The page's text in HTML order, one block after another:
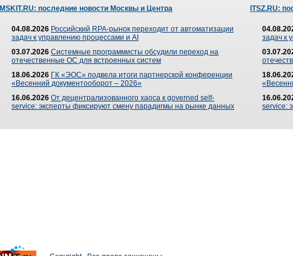
MSKIT.RU: последние новости Москвы и Центра
04.08.2026 Российский RPA-рынок переходит от автоматизации
задач к управлению процессами и AI
03.07.2026 Системные программисты обсудили переход на
отечественные ОС для встроенных систем
18.06.2026 ГК «ЭОС» подвела итоги партнерской конференции
«Весенний документооборот – 2026»
16.06.2026 От децентрализованного хаоса к governed self-
service: эксперты фиксируют смену парадигмы на рынке данных
ITSZ.RU:
задач к
service: